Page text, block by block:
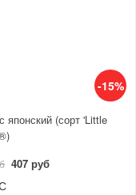
-15%
японский (сорт 'Little
407 руб